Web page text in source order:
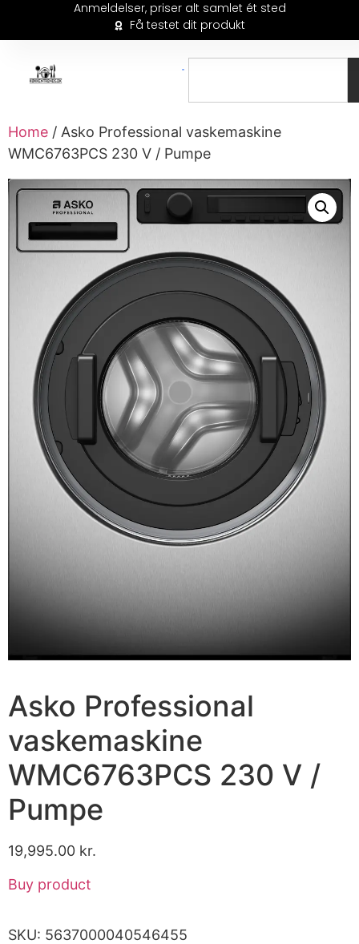
Anmeldelser, priser alt samlet ét sted
Få testet dit produkt
Home / Asko Professional vaskemaskine
WMC6763PCS 230 V / Pumpe
Asko Professional
vaskemaskine
WMC6763PCS 230 V /
Pumpe
19,995.00 kr.
Buy product
SKU: 5637000040546455